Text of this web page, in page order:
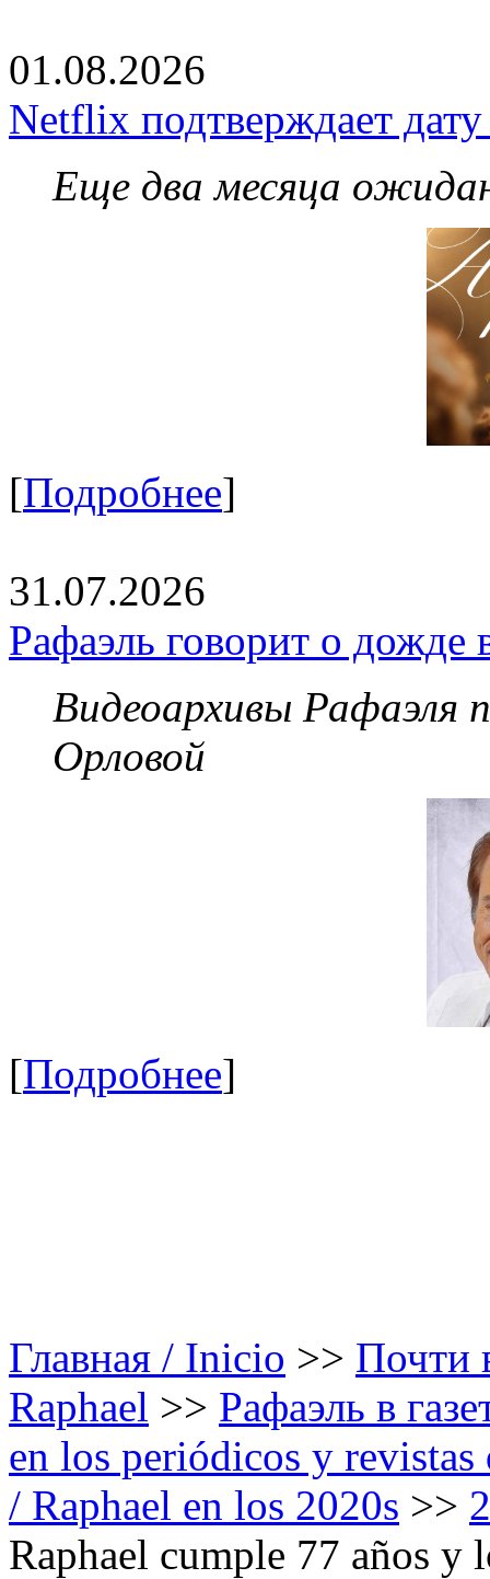
01.08.2026
Netflix подтверждает
Еще два месяца
[Подробнее]
31.07.2026
Рафаэль говорит о дожде
Видеоархивы Рафаэля
Орловой
[Подробнее]
Главная / Inicio >> Почти
Raphael >> Рафаэль в
en los periódicos y
/ Raphael en los 2020s >>
Raphael cumple 77 años y